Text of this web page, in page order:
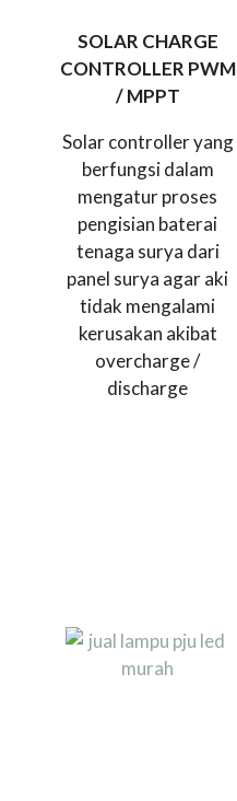
SOLAR CHARGE
CONTROLLER PWM
/ MPPT
Solar controller yang
berfungsi dalam
mengatur proses
pengisian baterai
tenaga surya dari
panel surya agar aki
tidak mengalami
kerusakan akibat
overcharge /
discharge